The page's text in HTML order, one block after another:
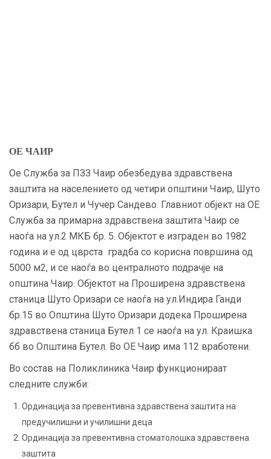
ОЕ ЧАИР
Ое Служба за ПЗЗ Чаир обезбедува здравствена
заштита на населението од четири општини Чаир, Шуто
Оризари, Бутел и Чучер Сандево. Главниот објект на ОЕ
Служба за примарна здравствена заштита Чаир се
наоѓа на ул.2 МКБ бр. 5. Објектот е изграден во 1982
година и е од цврста градба со корисна површина од
5000 м2, и се наоѓа во централното подрачје на
општина Чаир. Објектот на Проширена здравствена
станица Шуто Оризари се наоѓа на ул.Индира Ганди
бр.15 во Општина Шуто Оризари додека Проширена
здравствена станица Бутел 1 се наоѓа на ул. Краишка
бб во Општина Бутел. Во ОЕ Чаир има 112 вработени.
Во состав на Поликлиника Чаир функционираат
следните служби:
Ординација за превентивна здравствена заштита на
предучилишни и училишни деца
Ординација за превентивна стоматолошка здравствена
заштита